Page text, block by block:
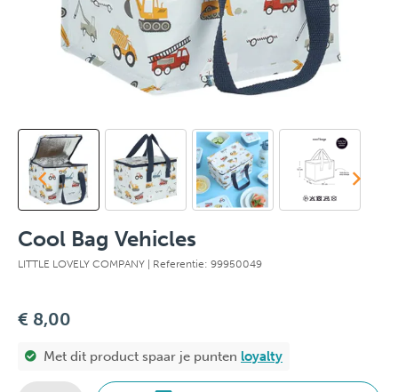
Cool Bag Vehicles
LITTLE LOVELY COMPANY | Referentie: 99950049
€ 8,00
Met dit product spaar je punten loyalty